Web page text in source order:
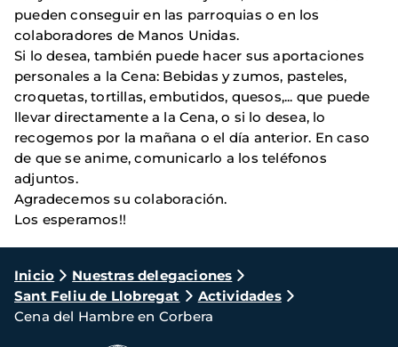
pueden conseguir en las parroquias o en los
colaboradores de Manos Unidas.
Si lo desea, también puede hacer sus aportaciones
personales a la Cena: Bebidas y zumos, pasteles,
croquetas, tortillas, embutidos, quesos,... que puede
llevar directamente a la Cena, o si lo desea, lo
recogemos por la mañana o el día anterior. En caso
de que se anime, comunicarlo a los teléfonos
adjuntos.
Agradecemos su colaboración.
Los esperamos!!
Ruta
de
navegación
Inicio
Nuestras delegaciones
Sant Feliu de Llobregat
Actividades
Cena del Hambre en Corbera